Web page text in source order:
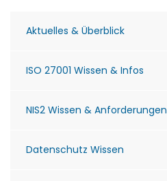
Aktuelles & Überblick
ISO 27001 Wissen & Infos
NIS2 Wissen & Anforderungen
Datenschutz Wissen